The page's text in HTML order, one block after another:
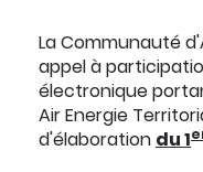
La Communauté
appel à
électronique
Air Energie
d'élaboration du 1